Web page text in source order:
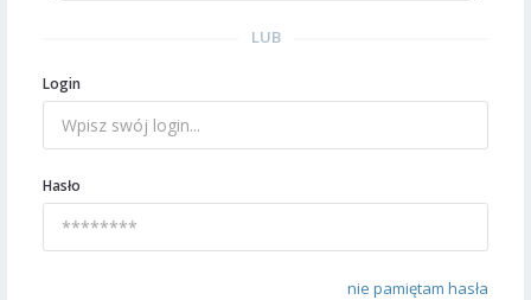
LUB
Login
Hasło
nie pamiętam hasła